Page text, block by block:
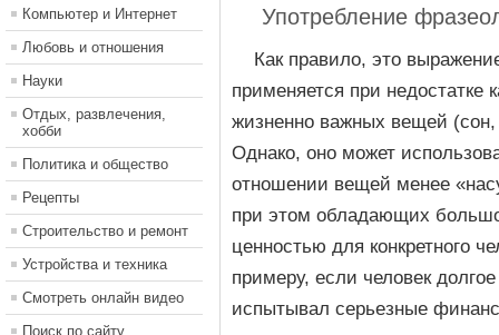
Компьютер и Интернет
Любовь и отношения
Науки
Отдых, развлечения,
хобби
Политика и общество
Рецепты
Строительство и ремонт
Устройства и техника
Смотреть онлайн видео
Поиск по сайту
Употребление
Как правило, это
применяется при недостатке
жизненно важных вещей
Однако, оно может
отношении вещей менее
при этом обладающих
ценностью для конкретного
примеру, если человек
испытывал серьезные